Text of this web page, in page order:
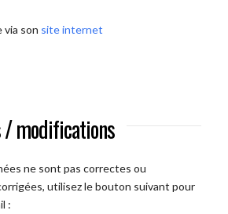
via son site internet
/ modifications
ne sont pas correctes ou
utilisez le bouton suivant pour
: